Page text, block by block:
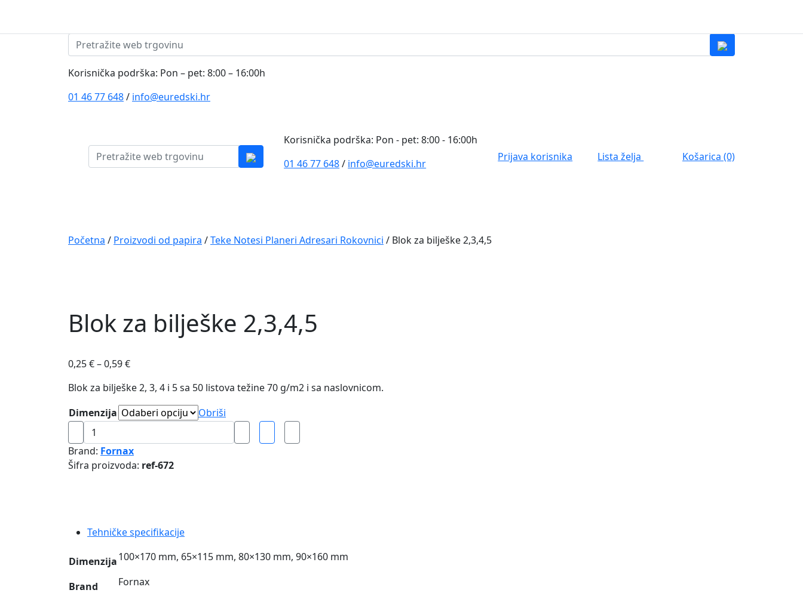
Pretraži:
Korisnička podrška: Pon – pet: 8:00 – 16:00h
01 46 77 648/ info@euredski.hr
Pretraži:
Korisnička podrška: Pon - pet: 8:00 - 16:00h
01 46 77 648/ info@euredski.hr
Prijava korisnika Lista želja Košarica (0)
Navigation
Početna / Proizvodi od papira /Teke Notesi Planeri Adresari Rokovnici / Blok za bilješke 2,3,4,5
Blok za bilješke 2,3,4,5
0,25€–0,59€
Blok za bilješke 2, 3, 4 i 5 sa 50 listova težine 70 g/m2 i sa naslovnicom.
Dimenzija
Obriši
Blok
za
bilješke
2,3,4,5
Brand: Fornax
Šifra proizvoda: ref-672
Tehničke specifikacije
Dimenzija100×170 mm, 65×115 mm, 80×130 mm, 90×160 mm
Brand Fornax